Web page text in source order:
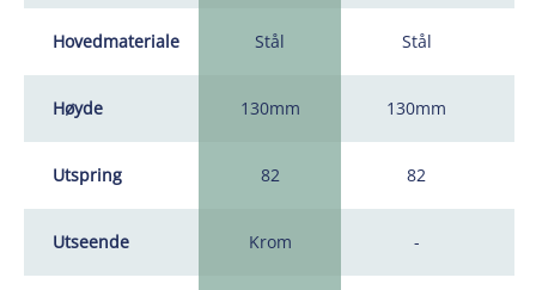
Hovedmateriale
Høyde
Utspring
Utseende
Stål
130mm
82
Krom
Stål
130mm
82
-